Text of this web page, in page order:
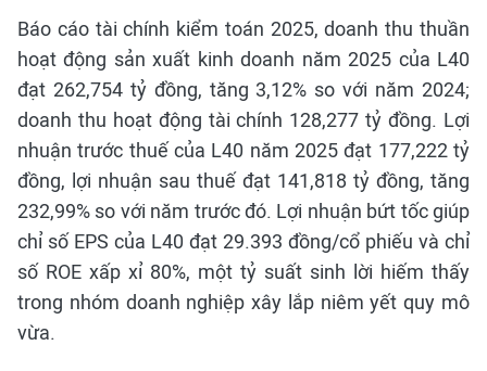
Báo cáo tài chính kiểm toán 2025, doanh thu thuần
hoạt động sản xuất kinh doanh năm 2025 của L40
đạt 262,754 tỷ đồng, tăng 3,12% so với năm 2024;
doanh thu hoạt động tài chính 128,277 tỷ đồng. Lợi
nhuận trước thuế của L40 năm 2025 đạt 177,222 tỷ
đồng, lợi nhuận sau thuế đạt 141,818 tỷ đồng, tăng
232,99% so với năm trước đó. Lợi nhuận bứt tốc giúp
chỉ số EPS của L40 đạt 29.393 đồng/cổ phiếu và chỉ
số ROE xấp xỉ 80%, một tỷ suất sinh lời hiếm thấy
trong nhóm doanh nghiệp xây lắp niêm yết quy mô
vừa.